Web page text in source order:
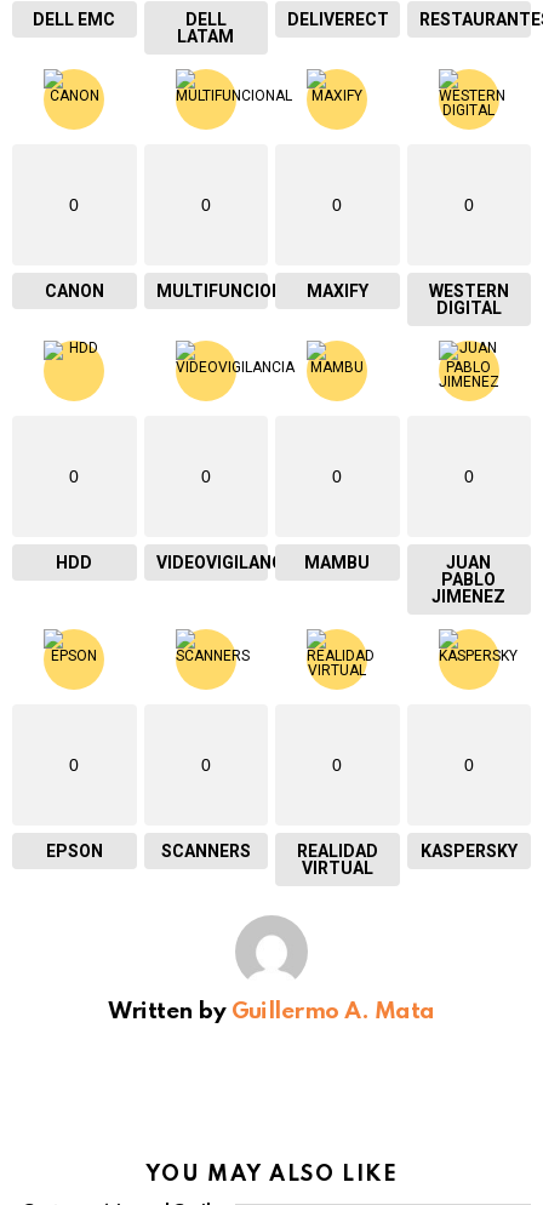
DELL EMC
DELL
LATAM
DELIVERECT
0
CANON
0
MULTIFUNCIONAL
0
MAXIFY
0
WESTERN
DIGITAL
0
HDD
0
VIDEOVIGILANCIA
0
MAMBU
0
JUAN
PABLO
JIMENEZ
0
EPSON
0
SCANNERS
0
REALIDAD
VIRTUAL
0
KASPERSKY
Written by Guillermo A. Mata
YOU MAY ALSO LIKE